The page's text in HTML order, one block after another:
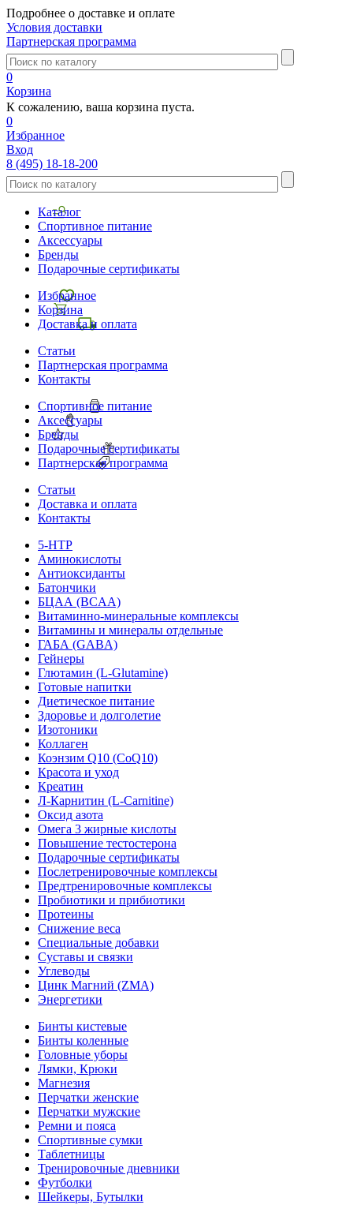
Подробнее о доставке и оплате
Условия доставки
Партнерская программа
0
Корзина
К сожалению, ваша корзина пуста.
0
Избранное
Вход
8 (495) 18-18-200
Каталог
Спортивное питание
Аксессуары
Бренды
Подарочные сертификаты
Избранное
Корзина
Доставка и оплата
Статьи
Партнерская программа
Контакты
Спортивное питание
Аксессуары
Бренды
Подарочные сертификаты
Партнерская программа
Статьи
Доставка и оплата
Контакты
5-HTP
Аминокислоты
Антиоксиданты
Батончики
БЦАА (BCAA)
Витаминно-минеральные комплексы
Витамины и минералы отдельные
ГАБА (GABA)
Гейнеры
Глютамин (L-Glutamine)
Готовые напитки
Диетическое питание
Здоровье и долголетие
Изотоники
Коллаген
Коэнзим Q10 (CoQ10)
Красота и уход
Креатин
Л-Карнитин (L-Сarnitine)
Оксид азота
Омега 3 жирные кислоты
Повышение тестостерона
Подарочные сертификаты
Послетренировочные комплексы
Предтренировочные комплексы
Пробиотики и прибиотики
Протеины
Снижение веса
Специальные добавки
Суставы и связки
Углеводы
Цинк Магний (ZMA)
Энергетики
Бинты кистевые
Бинты коленные
Головные уборы
Лямки, Крюки
Магнезия
Перчатки женские
Перчатки мужские
Ремни и пояса
Спортивные сумки
Таблетницы
Тренировочные дневники
Футболки
Шейкеры, Бутылки